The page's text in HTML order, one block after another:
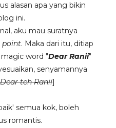
alasan apa yang bikin
ini.
aku mau suratnya
point. Maka dari itu, ditiap
word "Dear Ranii"
senyamannya
Dear teh Ranii]
semua kok, boleh
romantis.